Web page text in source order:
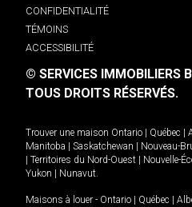
CONFIDENTIALITÉ
TÉMOINS
ACCESSIBILITÉ
© SERVICES IMMOBILIERS
TOUS DROITS RÉSERVÉS.
Trouver une maison Ontario Québec
Manitoba
Saskatchewan Nouveau-
Territoires du Nord-Ouest Nouvelle-
Yukon
Nunavut.
Maisons à louer - Ontario Québec